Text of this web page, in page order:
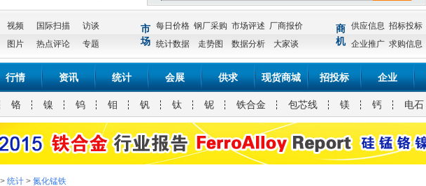
视频 国际扫描
访谈
图片 热点评论 专题
市
场
每日价格 钢厂采购 市场评述 厂商报价
统计数据
走势图 数据分析 大家谈
商
机
供应信息 招标投标
企业推广 求购信息
行情 资讯 统计 会展 供求 现货商城 招投标 企业
铬 镍 钨 钼 钒 钛 铌 铁合金 包芯线 镁 钙 电石
> 统计 > 氮化锰铁